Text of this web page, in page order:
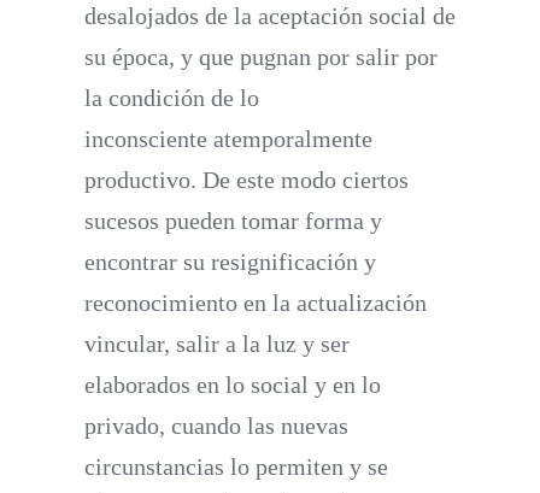
desalojados de la aceptación social de
su época, y que pugnan por salir por
la condición de lo
inconsciente atemporalmente
productivo. De este modo ciertos
sucesos pueden tomar forma y
encontrar su resignificación y
reconocimiento en la actualización
vincular, salir a la luz y ser
elaborados en lo social y en lo
privado, cuando las nuevas
circunstancias lo permiten y se